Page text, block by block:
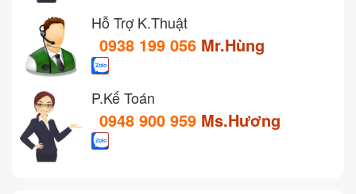
Hỗ Trợ K.Thuật
0938 199 056 Mr.Hùng
P.Kế Toán
0948 900 959 Ms.Hương